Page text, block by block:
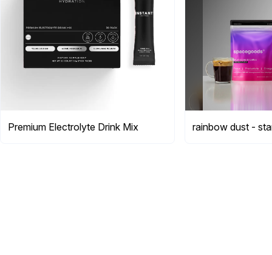
Premium Electrolyte Drink Mix rainbow dust -